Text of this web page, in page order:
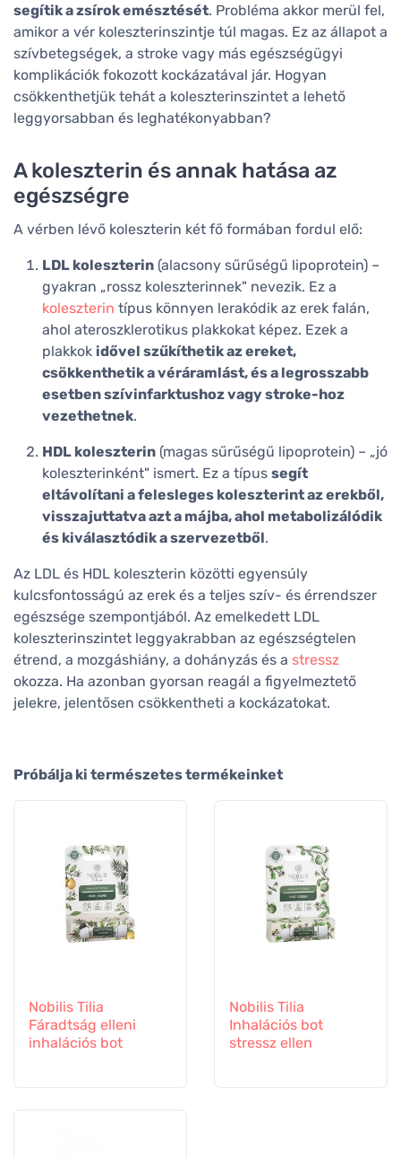
segítik a zsírok emésztését. Probléma akkor merül fel,
amikor a vér koleszterinszintje túl magas. Ez az állapot a
szívbetegségek, a stroke vagy más egészségügyi
komplikációk fokozott kockázatával jár. Hogyan
csökkenthetjük tehát a koleszterinszintet a lehető
leggyorsabban és leghatékonyabban?
A koleszterin és annak hatása az
egészségre
A vérben lévő koleszterin két fő formában fordul elő:
LDL koleszterin (alacsony sűrűségű lipoprotein) –
gyakran „rossz koleszterinnek" nevezik. Ez a
koleszterin típus könnyen lerakódik az erek falán,
ahol ateroszklerotikus plakkokat képez. Ezek a
plakkok idővel szűkíthetik az ereket,
csökkenthetik a véráramlást, és a legrosszabb
esetben szívinfarktushoz vagy stroke-hoz
vezethetnek.
HDL koleszterin (magas sűrűségű lipoprotein) – „jó
koleszterinként" ismert. Ez a típus segít
eltávolítani a felesleges koleszterint az erekből,
visszajuttatva azt a májba, ahol metabolizálódik
és kiválasztódik a szervezetből.
Az LDL és HDL koleszterin közötti egyensúly
kulcsfontosságú az erek és a teljes szív- és érrendszer
egészsége szempontjából. Az emelkedett LDL
koleszterinszintet leggyakrabban az egészségtelen
étrend, a mozgáshiány, a dohányzás és a stressz
okozza. Ha azonban gyorsan reagál a figyelmeztető
jelekre, jelentősen csökkentheti a kockázatokat.
Próbálja ki természetes termékeinket
Nobilis Tilia
Fáradtság elleni
inhalációs bot
Nobilis Tilia
Inhalációs bot
stressz ellen